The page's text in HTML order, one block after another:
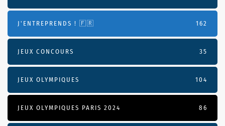
J'ENTREPRENDS ! 🇫🇷 162
JEUX CONCOURS 35
JEUX OLYMPIQUES 104
JEUX OLYMPIQUES PARIS 2024 86